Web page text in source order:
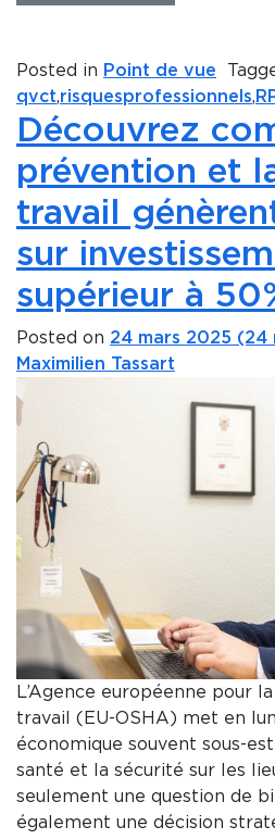
Posted in Point de vue
qvct,risquesprofessionnels,
Découvrez
prévention et
travail
sur
supérieur à
Posted on 24 mars 2025 (24
Maximilien Tassart
L’Agence européenne pour
travail (EU-OSHA) met en
économique souvent sous-
santé et la sécurité sur les
seulement une question de
également une décision